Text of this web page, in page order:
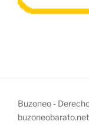
Buzoneo -
buzoneobarato.net